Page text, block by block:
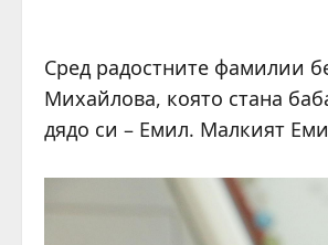
Сред радостните фамилии
Михайлова, която стана
дядо си – Емил. Малкият